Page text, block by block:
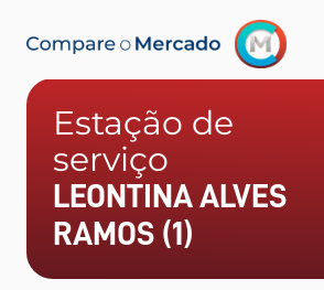
Estação de
serviço
LEONTINA ALVES
RAMOS (1)